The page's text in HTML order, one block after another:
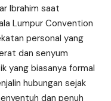
Ibrahim saat
Lumpur Convention
personal yang
dan senyum
yang biasanya formal
hubungan sejak
dan penuh